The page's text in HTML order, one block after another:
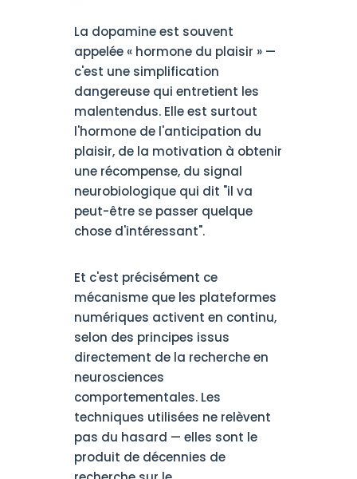
La dopamine est souvent
appelée « hormone du plaisir » —
c'est une simplification
dangereuse qui entretient les
malentendus. Elle est surtout
l'hormone de l'anticipation du
plaisir, de la motivation à obtenir
une récompense, du signal
neurobiologique qui dit "il va
peut-être se passer quelque
chose d'intéressant".
Et c'est précisément ce
mécanisme que les plateformes
numériques activent en continu,
selon des principes issus
directement de la recherche en
neurosciences
comportementales. Les
techniques utilisées ne relèvent
pas du hasard — elles sont le
produit de décennies de